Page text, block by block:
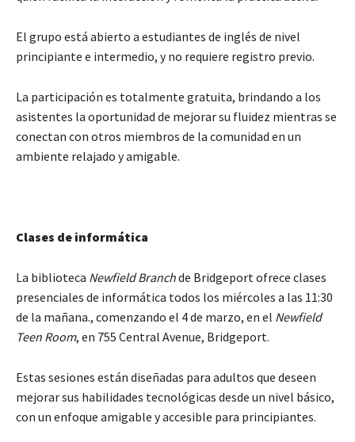
El grupo está abierto a estudiantes de inglés de nivel
principiante e intermedio, y no requiere registro previo.
La participación es totalmente gratuita, brindando a los
asistentes la oportunidad de mejorar su fluidez mientras se
conectan con otros miembros de la comunidad en un
ambiente relajado y amigable.
Clases de informática
La biblioteca Newfield Branchde Bridgeport ofrece clases
presenciales de informática todos los miércoles a las 11:30
de la mañana., comenzando el 4 de marzo, en el Newfield
Teen Room, en 755 Central Avenue, Bridgeport.
Estas sesiones están diseñadas para adultos que deseen
mejorar sus habilidades tecnológicas desde un nivel básico,
con un enfoque amigable y accesible para principiantes.